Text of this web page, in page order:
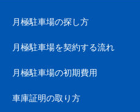
月極駐車場の探し方
月極駐車場を契約する流れ
月極駐車場の初期費用
車庫証明の取り方